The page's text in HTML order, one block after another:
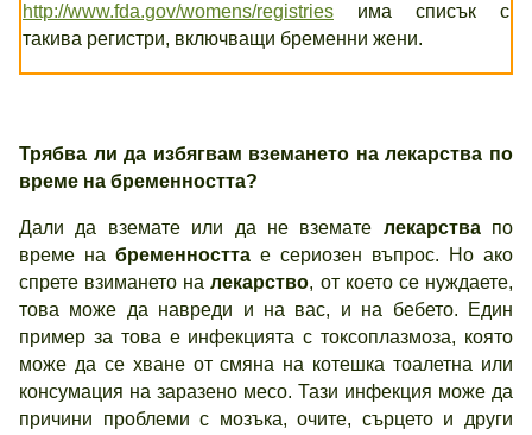
http://www.fda.gov/womens/registries има списък с
такива регистри, включващи бременни жени.
Трябва ли да избягвам вземането на лекарства по
време на бременността?
Дали да вземате или да не вземате лекарствапо
време на бременността е сериозен въпрос. Но ако
спрете взимането налекарство, от което се нуждаете,
това може да навреди и на вас, и на бебето. Един
пример за това е инфекцията с токсоплазмоза, която
може да се хване от смяна на котешка тоалетна или
консумация на заразено месо. Тази инфекция може да
причини проблеми с мозъка, очите, сърцето и други